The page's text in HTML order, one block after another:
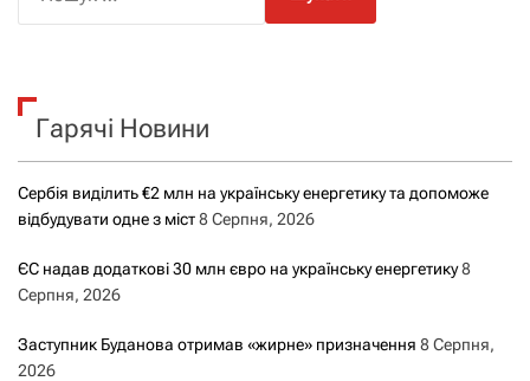
к
Гарячі Новини
Сербія виділить €2 млн на українську енергетику та допоможе
відбудувати одне з міст8 Серпня, 2026
ЄС надав додаткові 30 млн євро на українську енергетику8
Серпня, 2026
Заступник Буданова отримав «жирне» призначення 8 Серпня,
2026